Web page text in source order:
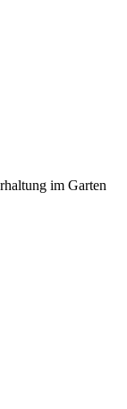
im Garten